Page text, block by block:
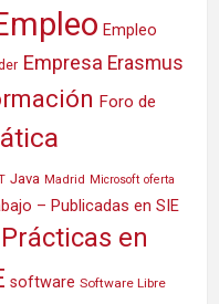
Empleo
Empresa Erasmus
Foro de
Java Madrid Microsoft oferta
– Publicadas en SIE
Prácticas en
software Software Libre